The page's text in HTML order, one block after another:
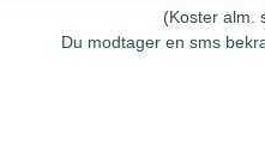
(Koster alm.
Du modtager en sms